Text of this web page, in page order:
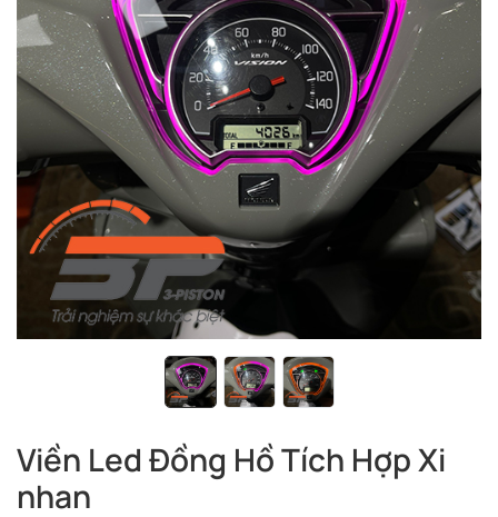
Viền Led Đồng Hồ Tích Hợp Xi
nhan